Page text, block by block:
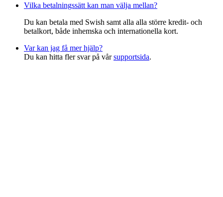
Vilka betalningssätt kan man välja mellan?
Du kan betala med Swish samt alla alla större kredit- och
betalkort, både inhemska och internationella kort.
Var kan jag få mer hjälp?
Du kan hitta fler svar på vårsupportsida.